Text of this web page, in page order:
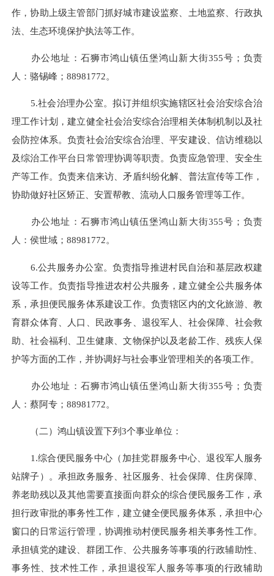
作，协助上级主管部门抓好城市建设监察、土地监察、行政执
法、生态环境保护执法等工作。
办公地址： 石狮市鸿山镇伍堡鸿山新大街355号 ； 负责
人：骆锡峰； 88981772。
5.社会治理办公室。拟订并组织实施辖区社会治安综合治
理工作计划，建立健全社会治安综合治理相关体制机制以及社
会防控体系。负责社会治安综合治理、平安建设、信访维稳以
及综治工作平台日常管理协调等职责。负责应急管理、安全生
产等工作。负责来信来访、矛盾纠纷化解、普法宣传等工作，
协助做好社区矫正、安置帮教、流动人口服务管理等工作。
办公地址： 石狮市鸿山镇伍堡鸿山新大街355号 ； 负责
人：侯世域； 88981772。
6.公共服务办公室。负责指导推进村民自治和基层政权建
设等工作。负责指导推进农村公共服务，建立健全公共服务体
系，承担便民服务体系建设工作。负责辖区内的文化旅游、教
育群众体育、人口、民政事务、退役军人、社会保障、社会救
助、社会福利、卫生健康、文物保护以及老龄工作、残疾人保
护等方面的工作，并协调好与社会事业管理相关的各项工作。
办公地址： 石狮市鸿山镇伍堡鸿山新大街355号 ； 负责
人：蔡阿专； 88981772。
（二） 鸿山镇设置下列3个事业单位：
1.综合便民服务中心（加挂党群服务中心、退役军人服务
站牌子）。承担政务服务、社区服务、社会保障、住房保障、
养老助残以及其他需要直接面向群众的综合便民服务工作，承
担行政审批的事务性工作，建立健全便民服务体系，承担中心
窗口的日常运行管理，协调推动村便民服务相关事务性工作。
承担镇党的建设、群团工作、公共服务等事项的行政辅助性、
事务性、技术性工作，承担退役军人服务等事项的行政辅助